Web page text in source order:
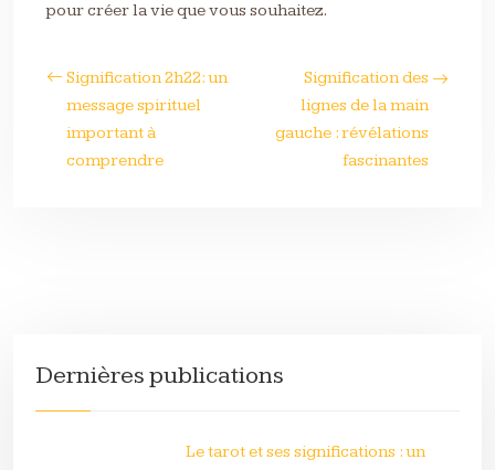
pour créer la vie que vous souhaitez.
Signification 2h22: un
message spirituel
important à
comprendre
Signification des
lignes de la main
gauche : révélations
fascinantes
Dernières publications
Le tarot et ses significations : un